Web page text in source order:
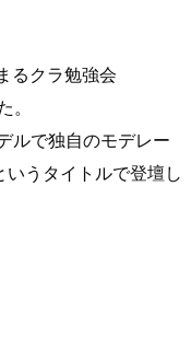
るクラ勉強会
ルで独自のモデレー
うタイトルで登壇し